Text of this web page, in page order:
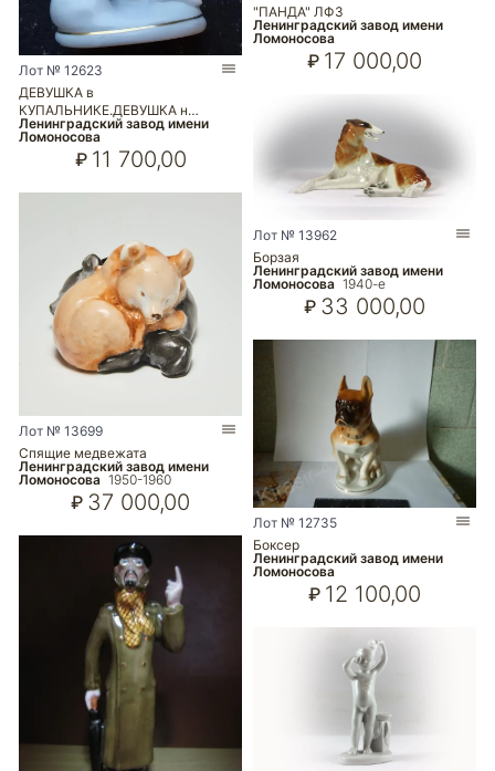
Лот № 12623
ДЕВУШКА в
КУПАЛЬНИКЕ.ДЕВУШКА н…
Ленинградский завод имени
Ломоносова
₽ 11 700,00
Лот № 13699
Спящие медвежата
Ленинградский завод имени
Ломоносова 1950-1960
₽ 37 000,00
"ПАНДА" ЛФЗ
Ленинградский завод имени
Ломоносова
₽ 17 000,00
Лот № 13962
Борзая
Ленинградский завод имени
Ломоносова 1940-е
₽ 33 000,00
Лот № 12735
Боксер
Ленинградский завод имени
Ломоносова
₽ 12 100,00